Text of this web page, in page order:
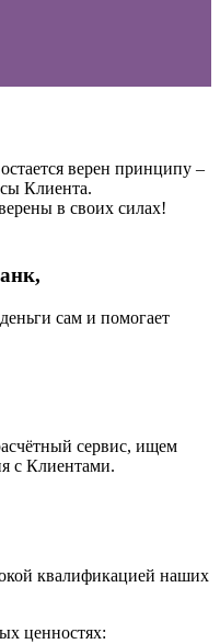
верен принципу –
Клиента.
в своих силах!
сам и помогает
сервис, ищем
с Клиентами.
квалификацией наших
ценностях: